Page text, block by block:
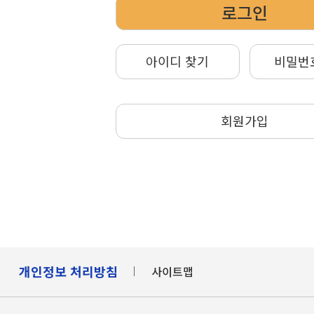
로그인
아이디 찾기 비밀
회원가입
개인정보 처리방침 사이트맵